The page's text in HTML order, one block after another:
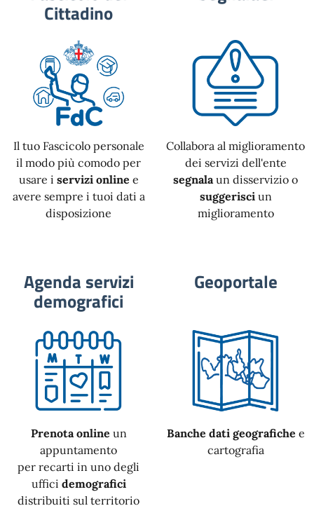
Cittadino
Il tuo Fascicolo personale
il modo più comodo per
usare i servizi online e
avere sempre i tuoi dati a
disposizione
Collabora al miglioramento
dei servizi dell'ente
segnala un disservizio o
suggerisciun
miglioramento
Agenda servizi
demografici
Prenota online un
appuntamento
per recarti in uno degli
uffici demografici
distribuiti sul territorio
Geoportale
Banche dati geografiche e
cartografia